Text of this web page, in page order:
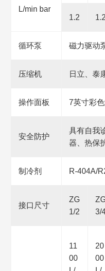
L/min bar
1.2 1.2
循环泵 磁力驱动
压缩机 日立、泰
操作面板 7英寸彩
安全防护
具有自我
器、热保
制冷剂 R-404A/
接口尺寸
ZG
1/2
3/
11
00
20
00